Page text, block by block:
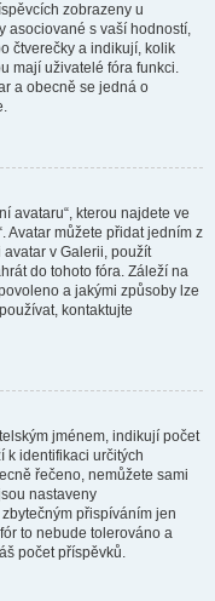
zobrazeny u
asociované s vaší hodností,
čtverečky a indikují, kolik
mají uživatelé fóra funkci.
a obecně se jedná o
avataru“, kterou najdete ve
Avatar můžete přidat jedním z
v Galerii, použít
do tohoto fóra. Záleží na
a jakými způsoby lze
kontaktujte
jménem, indikují počet
k identifikaci určitých
řečeno, nemůžete sami
nastaveny
přispíváním jen
to nebude tolerováno a
počet příspěvků.